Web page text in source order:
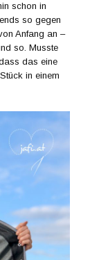
schon in
so gegen
Anfang an –
so. Musste
das eine
in einem